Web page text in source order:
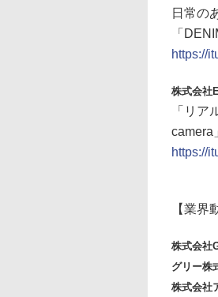
日常の
「
https://
株式会社
「リ
camera
https://
【業界
株式会社
グリー株
株式会社